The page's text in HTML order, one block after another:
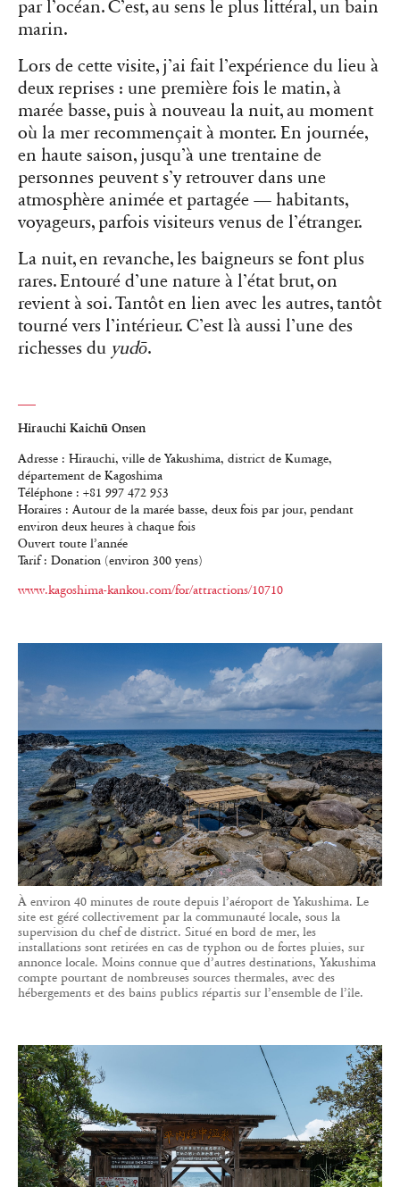
par l’océan. C’est, au sens le plus littéral, un bain
marin.
Lors de cette visite, j’ai fait l’expérience du lieu à
deux reprises : une première fois le matin, à
marée basse, puis à nouveau la nuit, au moment
où la mer recommençait à monter. En journée,
en haute saison, jusqu’à une trentaine de
personnes peuvent s’y retrouver dans une
atmosphère animée et partagée — habitants,
voyageurs, parfois visiteurs venus de l’étranger.
La nuit, en revanche, les baigneurs se font plus
rares. Entouré d’une nature à l’état brut, on
revient à soi. Tantôt en lien avec les autres, tantôt
tourné vers l’intérieur. C’est là aussi l’une des
richesses du yudō.
Hirauchi Kaichū Onsen
Adresse : Hirauchi, ville de Yakushima, district de Kumage,
département de Kagoshima
Téléphone : +81 997 472 953
Horaires : Autour de la marée basse, deux fois par jour, pendant
environ deux heures à chaque fois
Ouvert toute l’année
Tarif : Donation (environ 300 yens)
www.kagoshima-kankou.com/for/attractions/10710
À environ 40 minutes de route depuis l’aéroport de Yakushima. Le
site est géré collectivement par la communauté locale, sous la
supervision du chef de district. Situé en bord de mer, les
installations sont retirées en cas de typhon ou de fortes pluies, sur
annonce locale. Moins connue que d’autres destinations, Yakushima
compte pourtant de nombreuses sources thermales, avec des
hébergements et des bains publics répartis sur l’ensemble de l’île.